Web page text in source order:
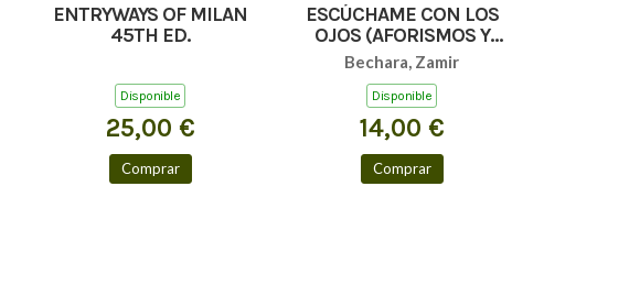
ENTRYWAYS OF MILAN
45TH ED.
Disponible
25,00 €
Comprar
ESCÚCHAME CON LOS
OJOS (AFORISMOS Y
TEXTOS BREVES)
Bechara, Zamir
Disponible
14,00 €
Comprar